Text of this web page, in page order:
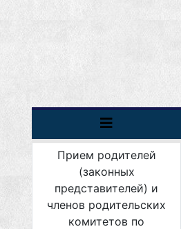
ВНИМАНИЕ!
Прием родителей
(законных
представителей) и
членов родительских
комитетов по